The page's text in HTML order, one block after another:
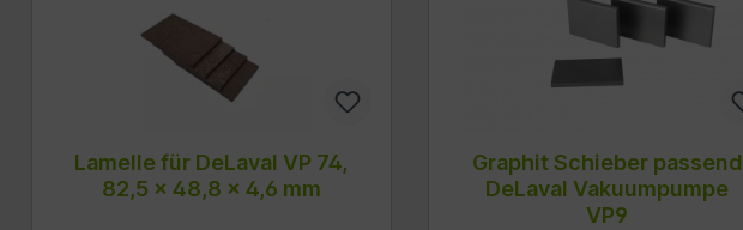
Lamelle für DeLaval VP 74,
82,5 x 48,8 x 4,6 mm
Graphit Schieber passend
DeLaval Vakuumpumpe
VP9